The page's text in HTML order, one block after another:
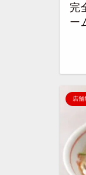
完
ー
店舗